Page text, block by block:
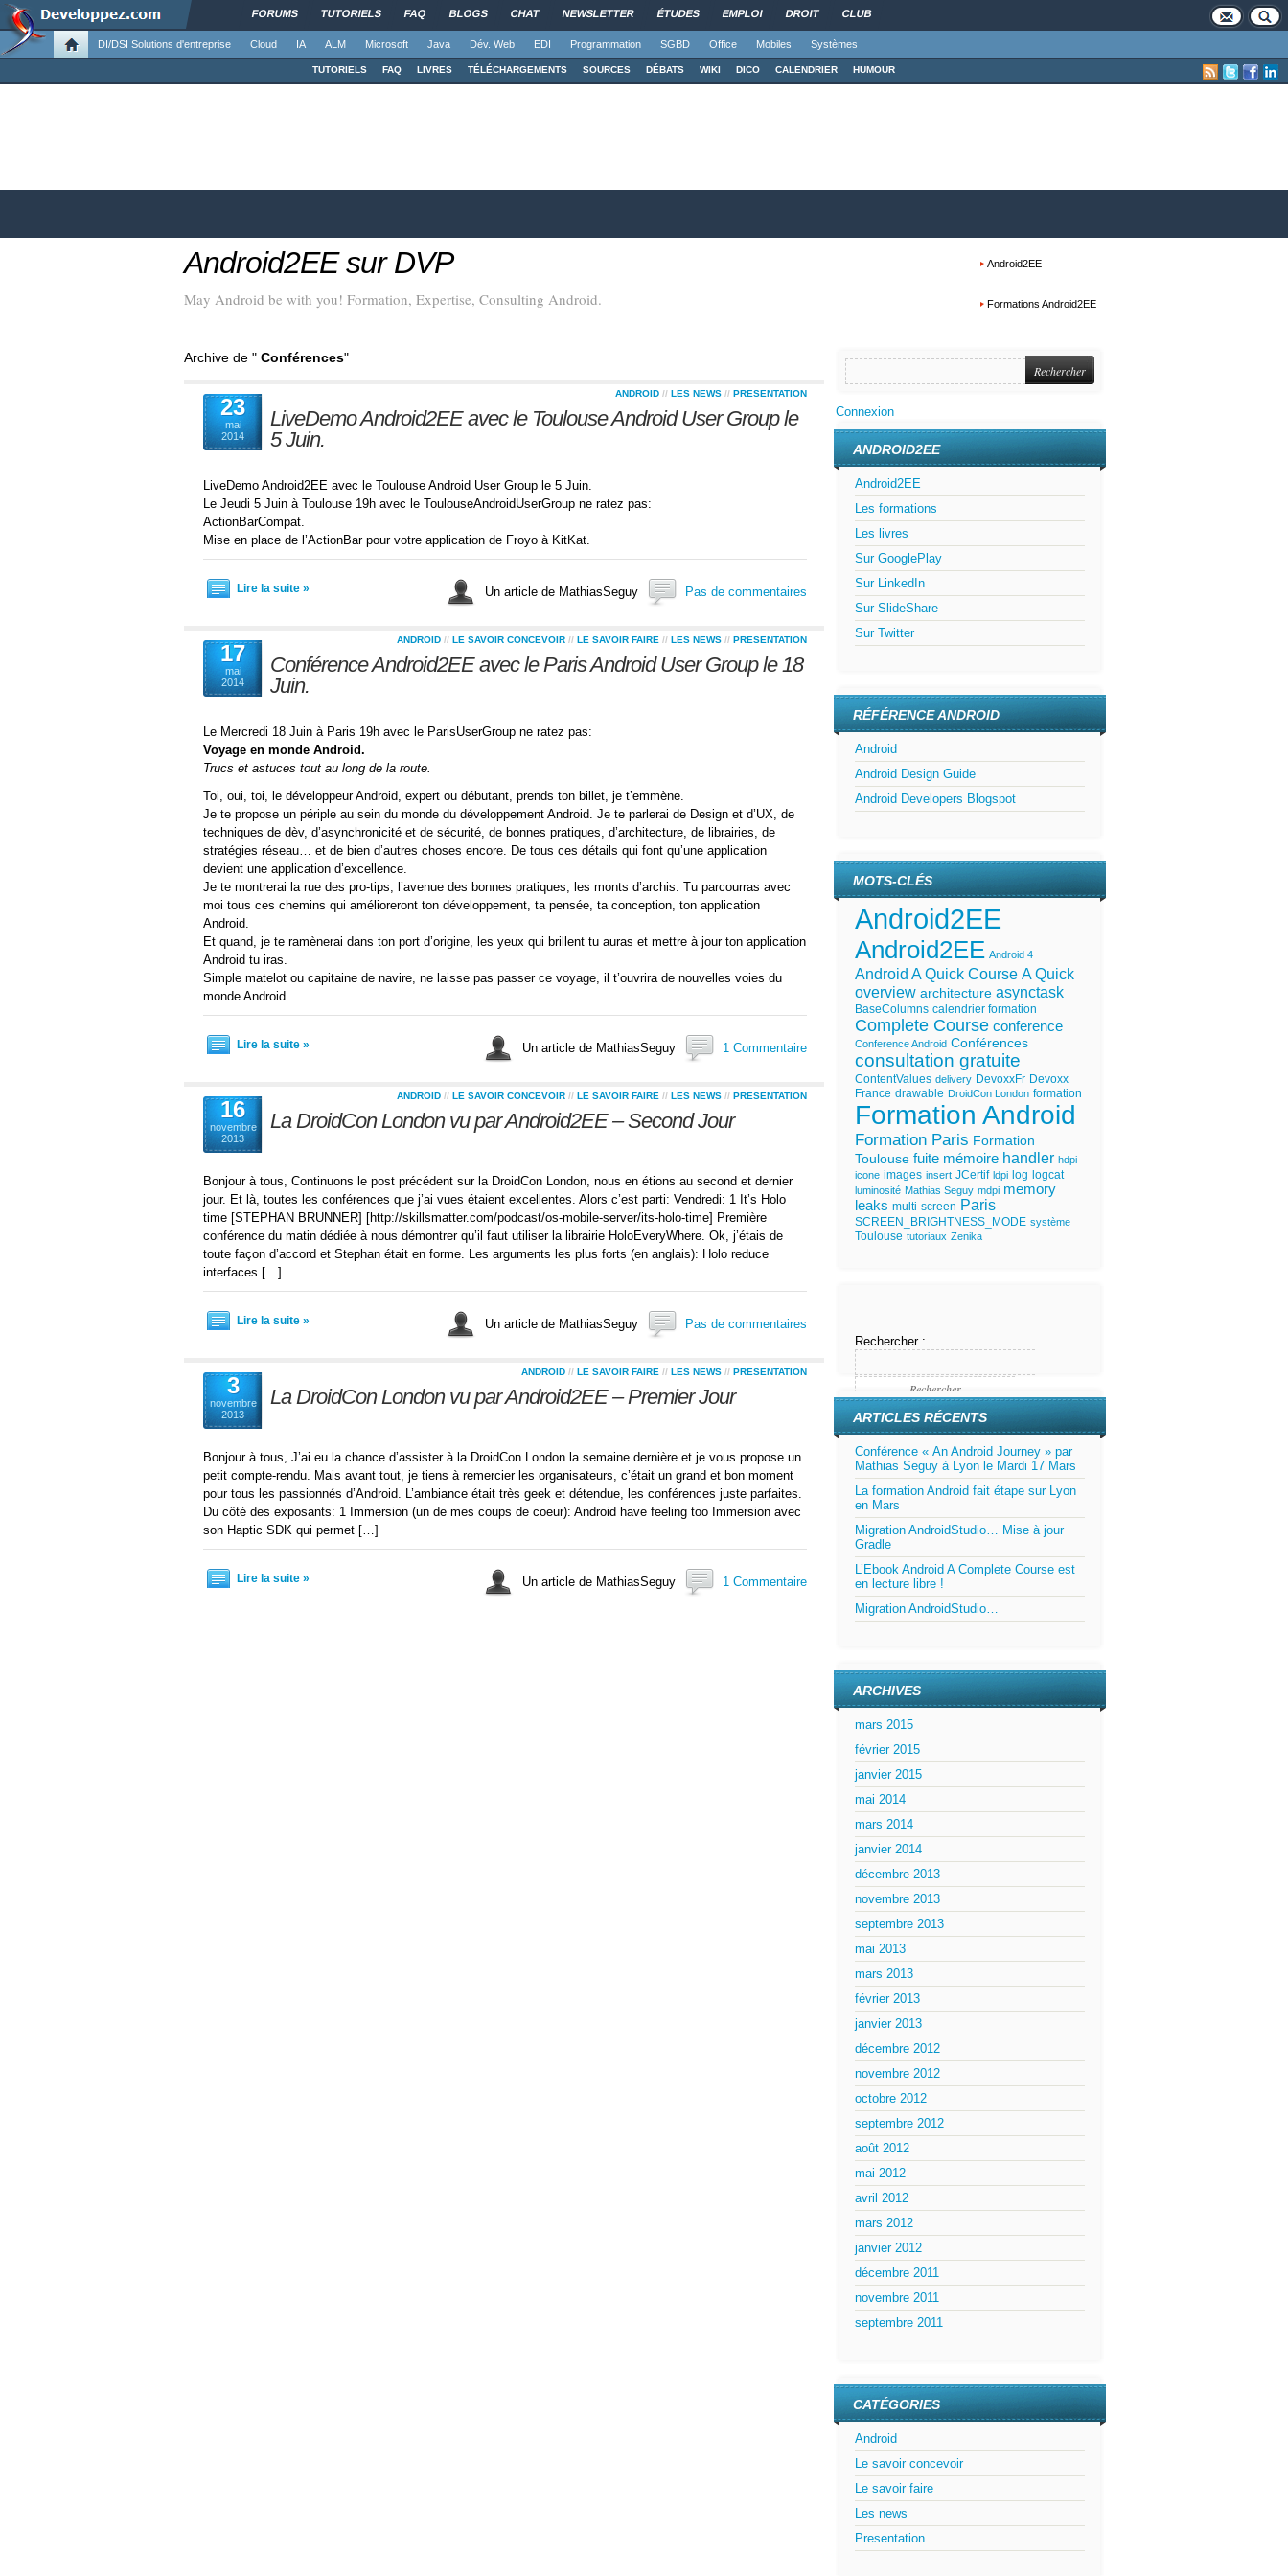
FORUMS TUTORIELS FAQ BLOGS CHAT NEWSLETTER ÉTUDES EMPLOI DROIT CLUB
DI/DSI Solutions d'entreprise Cloud IA ALM Microsoft Java Dév. Web EDI Programmation SGBD Office Mobiles Systèmes
TUTORIELS FAQ LIVRES TÉLÉCHARGEMENTS SOURCES DÉBATS WIKI DICO CALENDRIER HUMOUR
Android2EE sur DVP
May Android be with you! Formation, Expertise, Consulting Android.
Android2EE
Formations Android2EE
Archive de " Conférences"
23
mai
2014
ANDROID // LES NEWS // PRESENTATION
LiveDemo Android2EE avec le Toulouse Android User Group le
5 Juin.
LiveDemo Android2EE avec le Toulouse Android User Group le 5 Juin.
Le Jeudi 5 Juin à Toulouse 19h avec le ToulouseAndroidUserGroup ne ratez pas:
ActionBarCompat.
Mise en place de l’ActionBar pour votre application de Froyo à KitKat.
Lire la suite » Un article de MathiasSeguy Pas de commentaires
17
mai
2014
ANDROID // LE SAVOIR CONCEVOIR // LE SAVOIR FAIRE // LES NEWS // PRESENTATION
Conférence Android2EE avec le Paris Android User Group le 18
Juin.
Le Mercredi 18 Juin à Paris 19h avec le ParisUserGroup ne ratez pas:
Voyage en monde Android.
Trucs et astuces tout au long de la route.
Toi, oui, toi, le développeur Android, expert ou débutant, prends ton billet, je t’emmène.
Je te propose un périple au sein du monde du développement Android. Je te parlerai de Design et d’UX, de
techniques de dèv, d’asynchronicité et de sécurité, de bonnes pratiques, d’architecture, de librairies, de
stratégies réseau… et de bien d’autres choses encore. De tous ces détails qui font qu’une application
devient une application d’excellence.
Je te montrerai la rue des pro-tips, l’avenue des bonnes pratiques, les monts d’archis. Tu parcourras avec
moi tous ces chemins qui amélioreront ton développement, ta pensée, ta conception, ton application
Android.
Et quand, je te ramènerai dans ton port d’origine, les yeux qui brillent tu auras et mettre à jour ton application
Android tu iras.
Simple matelot ou capitaine de navire, ne laisse pas passer ce voyage, il t’ouvrira de nouvelles voies du
monde Android.
Lire la suite » Un article de MathiasSeguy 1 Commentaire
16
novembre
2013
ANDROID // LE SAVOIR CONCEVOIR // LE SAVOIR FAIRE // LES NEWS // PRESENTATION
La DroidCon London vu par Android2EE – Second Jour
Bonjour à tous, Continuons le post précédent sur la DroidCon London, nous en étions au second et dernier
jour. Et là, toutes les conférences que j’ai vues étaient excellentes. Alors c’est parti: Vendredi: 1 It’s Holo
time [STEPHAN BRUNNER] [http://skillsmatter.com/podcast/os-mobile-server/its-holo-time] Première
conférence du matin dédiée à nous démontrer qu’il faut utiliser la librairie HoloEveryWhere. Ok, j’étais de
toute façon d’accord et Stephan était en forme. Les arguments les plus forts (en anglais): Holo reduce
interfaces […]
Lire la suite » Un article de MathiasSeguy Pas de commentaires
3
novembre
2013
ANDROID // LE SAVOIR FAIRE // LES NEWS // PRESENTATION
La DroidCon London vu par Android2EE – Premier Jour
Bonjour à tous, J’ai eu la chance d’assister à la DroidCon London la semaine dernière et je vous propose un
petit compte-rendu. Mais avant tout, je tiens à remercier les organisateurs, c’était un grand et bon moment
pour tous les passionnés d’Android. L’ambiance était très geek et détendue, les conférences juste parfaites.
Du côté des exposants: 1 Immersion (un de mes coups de coeur): Android have feeling too Immersion avec
son Haptic SDK qui permet […]
Lire la suite » Un article de MathiasSeguy 1 Commentaire
Connexion
ANDROID2EE
Android2EE
Les formations
Les livres
Sur GooglePlay
Sur LinkedIn
Sur SlideShare
Sur Twitter
RÉFÉRENCE ANDROID
Android
Android Design Guide
Android Developers Blogspot
MOTS-CLÉS
Android2EE
Android2EE Android 4
Android A Quick Course A Quick
overview architecture asynctask
BaseColumns calendrier formation
Complete Course conference
Conference Android Conférences
consultation gratuite
ContentValues delivery DevoxxFr Devoxx
France drawable DroidCon London formation
Formation Android
Formation Paris Formation
Toulouse fuite mémoire handler hdpi
icone images insert JCertif ldpi log logcat
luminosité Mathias Seguy mdpi memory
leaks multi-screen Paris
SCREEN_BRIGHTNESS_MODE système
Toulouse tutoriaux Zenika
Rechercher :
ARTICLES RÉCENTS
Conférence « An Android Journey » par
Mathias Seguy à Lyon le Mardi 17 Mars
La formation Android fait étape sur Lyon
en Mars
Migration AndroidStudio… Mise à jour
Gradle
L’Ebook Android A Complete Course est
en lecture libre !
Migration AndroidStudio…
ARCHIVES
mars 2015
février 2015
janvier 2015
mai 2014
mars 2014
janvier 2014
décembre 2013
novembre 2013
septembre 2013
mai 2013
mars 2013
février 2013
janvier 2013
décembre 2012
novembre 2012
octobre 2012
septembre 2012
août 2012
mai 2012
avril 2012
mars 2012
janvier 2012
décembre 2011
novembre 2011
septembre 2011
CATÉGORIES
Android
Le savoir concevoir
Le savoir faire
Les news
Presentation